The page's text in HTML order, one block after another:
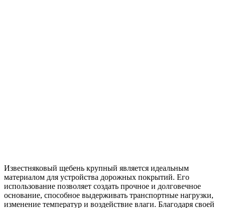
Известняковый щебень крупный является идеальным
материалом для устройства дорожных покрытий. Его
использование позволяет создать прочное и долговечное
основание, способное выдерживать транспортные нагрузки,
изменение температур и воздействие влаги. Благодаря своей